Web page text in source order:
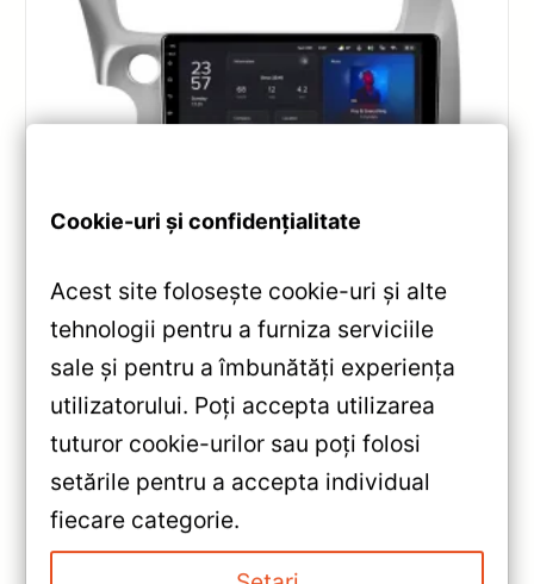
Navigatie Auto Teyes X1 4G Honda Jazz
2 2007-2014 10.2” 2+32GB — Recenzie
Detaliată, Testare & Recomandări
Review complet al Teyes X1 4G pentru Honda Jazz 2
(2007-2014): ecran 10.2” IPS, Android 10, Octa-core
1.6GHz, Bluetooth 5.1, DSP audio și conectivitate
4G/Wi‑Fi.
Vezi review!
Cookie-uri și confidențialitate
Acest site folosește cookie-uri și alte
tehnologii pentru a furniza serviciile
sale și pentru a îmbunătăți experiența
utilizatorului. Poți accepta utilizarea
tuturor cookie-urilor sau poți folosi
setările pentru a accepta individual
fiecare categorie.